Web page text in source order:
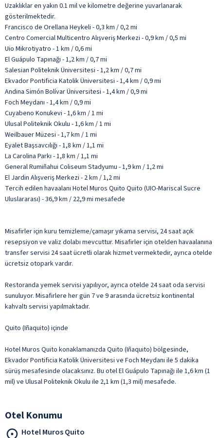
Uzaklıklar en yakın 0.1 mil ve kilometre değerine yuvarlanarak
gösterilmektedir.
Francisco de Orellana Heykeli - 0,3 km / 0,2 mi
Centro Comercial Multicentro Alışveriş Merkezi - 0,9 km / 0,5 mi
Uio Mikrotiyatro - 1 km / 0,6 mi
El Guápulo Tapınağı - 1,2 km / 0,7 mi
Salesian Politeknik Üniversitesi - 1,2 km / 0,7 mi
Ekvador Pontificia Katolik Üniversitesi - 1,4 km / 0,9 mi
Andina Simón Bolívar Üniversitesi - 1,4 km / 0,9 mi
Foch Meydanı - 1,4 km / 0,9 mi
Cuyabeno Konukevi - 1,6 km / 1 mi
Ulusal Politeknik Okulu - 1,6 km / 1 mi
Weilbauer Müzesi - 1,7 km / 1 mi
Eyalet Başsavcılığı - 1,8 km / 1,1 mi
La Carolina Parkı - 1,8 km / 1,1 mi
General Rumiñahui Coliseum Stadyumu - 1,9 km / 1,2 mi
El Jardin Alışveriş Merkezi - 2 km / 1,2 mi
Tercih edilen havaalanı Hotel Muros Quito Quito (UIO-Mariscal Sucre
Uluslararası) - 36,9 km / 22,9 mi mesafede
Misafirler için kuru temizleme/çamaşır yıkama servisi, 24 saat açık
resepsiyon ve valiz dolabı mevcuttur. Misafirler için otelden havaalanına
transfer servisi 24 saat ücretli olarak hizmet vermektedir, ayrıca otelde
ücretsiz otopark vardır.
Restoranda yemek servisi yapılıyor, ayrıca otelde 24 saat oda servisi
sunuluyor. Misafirlere her gün 7 ve 9 arasında ücretsiz kontinental
kahvaltı servisi yapılmaktadır.
Quito (Iñaquito) içinde
Hotel Muros Quito konaklamanızda Quito (Iñaquito) bölgesinde,
Ekvador Pontificia Katolik Üniversitesi ve Foch Meydanı ile 5 dakika
sürüş mesafesinde olacaksınız. Bu otel El Guápulo Tapınağı ile 1,6 km (1
mil) ve Ulusal Politeknik Okulu ile 2,1 km (1,3 mil) mesafede.
Otel Konumu
Hotel Muros Quito